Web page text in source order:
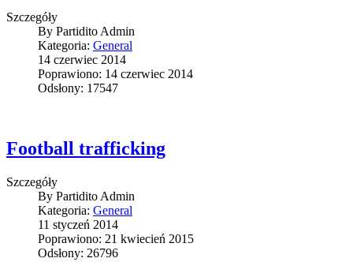
Szczegóły
By Partidito Admin
Kategoria: General
14 czerwiec 2014
Poprawiono: 14 czerwiec 2014
Odsłony: 17547
Football trafficking
Szczegóły
By Partidito Admin
Kategoria: General
11 styczeń 2014
Poprawiono: 21 kwiecień 2015
Odsłony: 26796